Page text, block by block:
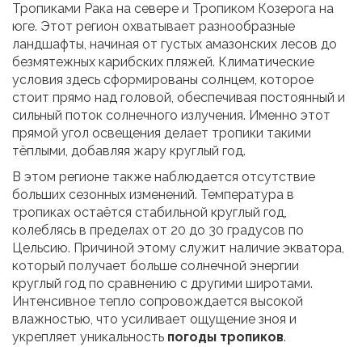
Тропиками Рака на севере и Тропиком Козерога на
юге. Этот регион охватывает разнообразные
ландшафты, начиная от густых амазонских лесов до
безмятежных карибских пляжей. Климатические
условия здесь сформированы солнцем, которое
стоит прямо над головой, обеспечивая постоянный и
сильный поток солнечного излучения. Именно этот
прямой угол освещения делает тропики такими
тёплыми, добавляя жару круглый год.
В этом регионе также наблюдается отсутствие
больших сезонных изменений. Температура в
тропиках остаётся стабильной круглый год,
колеблясь в пределах от 20 до 30 градусов по
Цельсию. Причиной этому служит наличие экватора,
который получает больше солнечной энергии
круглый год по сравнению с другими широтами.
Интенсивное тепло сопровождается высокой
влажностью, что усиливает ощущение зноя и
укрепляет уникальность погоды тропиков.